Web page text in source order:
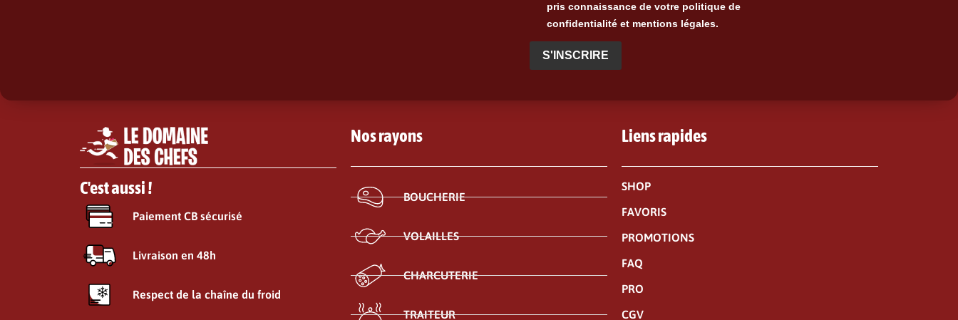
pris connaissance de votre politique de
confidentialité et mentions légales.
S'INSCRIRE
C'est aussi !
Paiement CB sécurisé
Livraison en 48h
Respect de la chaîne du froid
Nos rayons
BOUCHERIE
VOLAILLES
CHARCUTERIE
TRAITEUR
Liens rapides
SHOP
FAVORIS
PROMOTIONS
FAQ
PRO
CGV